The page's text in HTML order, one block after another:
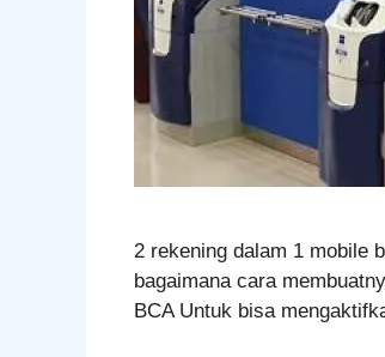
2 rekening dalam 1 mobile
bagaimana cara
BCA Untuk bisa